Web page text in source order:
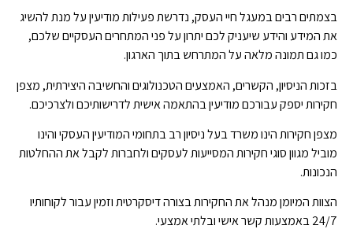
בצמתים רבים במעגל חיי העסק, נדרשת פעילות מודיעין על מנת להשיג
את המידע והידע שיעניק לכם יתרון על פני המתחרים העסקיים שלכם,
כמו גם תמונה מלאה על המתרחש בתוך הארגון.
בזכות הניסיון, הקשרים, האמצעים הטכנולוגים והחשיבה היצירתית, מצפן
חקירות יספק עבורכם מודיעין בהתאמה אישית לדרישותיכם ולצרכיכם.
מצפן חקירות הינו משרד בעל ניסיון רב בתחומי המודיעין העסקי והינו
מוביל מגוון סוגי חקירות המסייעות לעסקים ולחברות לקבל את ההחלטות
הנכונות.
הצוות המיומן מנהל את החקירות בצורה דיסקרטית וזמין עבור לקוחותיו
24/7 באמצעות קשר אישי ובלתי אמצעי.